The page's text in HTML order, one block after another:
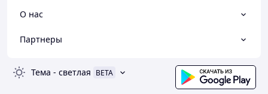
О нас
Партнеры
Тема - светлая BETA